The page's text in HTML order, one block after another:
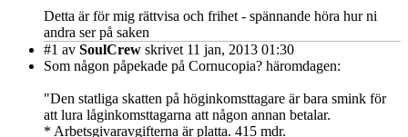
Detta är för mig rättvisa och frihet - spännande höra hur ni
andra ser på saken
#1 av SoulCrew skrivet 11 jan, 2013 01:30
Som någon påpekade på Cornucopia? häromdagen:
"Den statliga skatten på höginkomsttagare är bara smink för
att lura låginkomsttagarna att någon annan betalar.
* Arbetsgivaravgifterna är platta. 415 mdr.